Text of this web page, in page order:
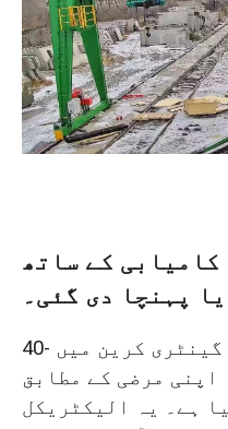
کے ساتھ
پہنچا دی گئی۔
اس گینٹری کرین میں -40°C انتہائی بیرونی
اپنی مرضی کے مطابق
ہے۔ یہ الیکٹریکل